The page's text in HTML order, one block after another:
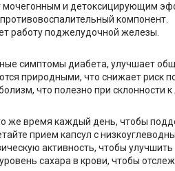
мочегонным и детоксицирующим
компонент.
работу поджелудочной железы.
симптомы диабета, улучшает
природными, что снижает риск
что полезно при склонности
же время каждый день, чтобы
прием капсул с
активность, чтобы
сахара в крови, чтобы